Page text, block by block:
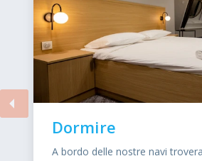
Dormire
A bordo delle nostre navi